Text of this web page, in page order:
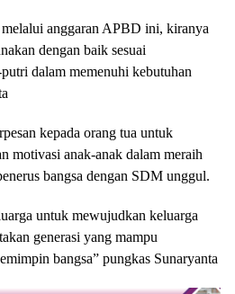
anggaran APBD ini, kiranya
dengan baik sesuai
dalam memenuhi kebutuhan
kepada orang tua untuk
motivasi anak-anak dalam meraih
bangsa dengan SDM unggul.
untuk mewujudkan keluarga
generasi yang mampu
bangsa” pungkas Sunaryanta